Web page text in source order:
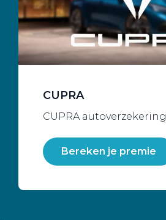
CUPRA
CUPRA autoverzekering
Bereken je premie